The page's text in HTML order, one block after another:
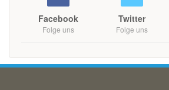
Facebook
Folge uns
Twitter
Folge uns